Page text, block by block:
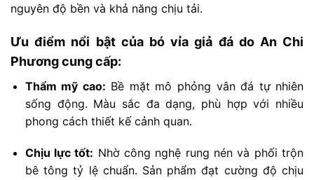
nguyên độ bền và khả năng chịu tải.
Ưuđiểm nổi bật của bóvỉagiả đá do An Chi
Phươngcungcấp:
Thẩm mỹ cao: Bề mặt mô phỏng vânđá tự nhiên
sống động. Màu sắc đadạng, phù hợpvới nhiều
phong cách thiết kế cảnh quan.
Chịu lựctốt: Nhờcông nghệ rung nénvà phốitrộn
bêtôngtỷ lệ chuẩn. Sản phẩmđạt cường độchịu